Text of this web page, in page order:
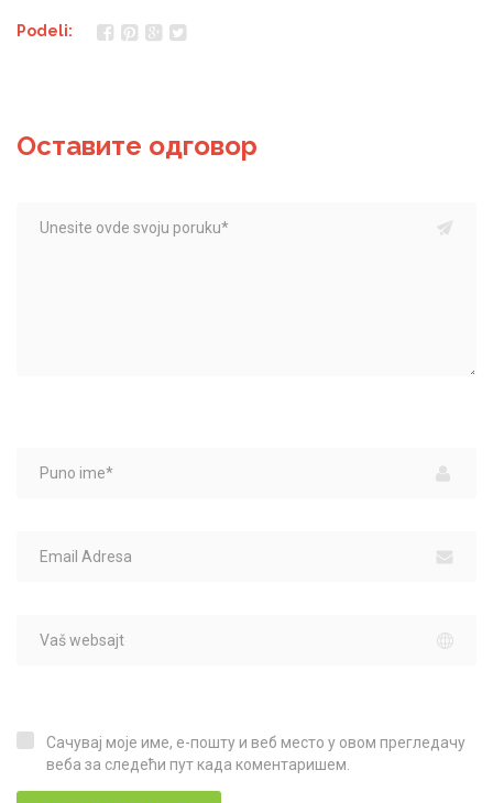
Podeli:
Оставите одговор
Сачувај моје име, е-пошту и веб место у овом прегледачу веба за следећи пут када коментаришем.
Сачувај моје име, е-пошту и веб место у овом прегледачу
веба за следећи пут када коментаришем.